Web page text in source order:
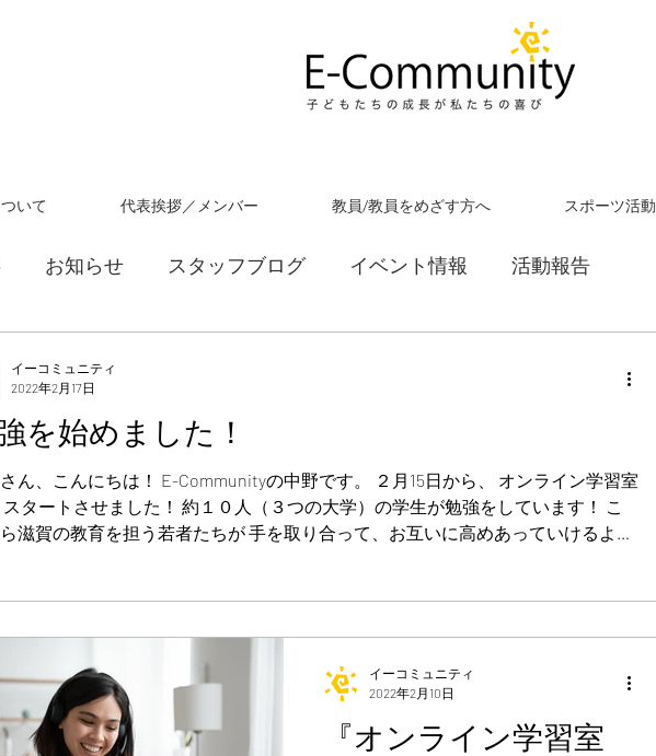
いて 代表挨拶／メンバー 教員/教員をめざす方へ スポーツ活動
お知らせ スタッフブログ イベント情報 活動報告
を始めました！
ん、こんにちは！ E-Communityの中野です。 ２月15日から、 オンライン学習室
スタートさせました！ 約１０人（３つの大学）の学生が勉強をしています！ こ
滋賀の教育を担う若者たちが 手を取り合って、お互いに高めあっていけるよう
イーコミュニティ
2022年2月17日
『オンライン学習室
イーコミュニティ
2022年2月10日